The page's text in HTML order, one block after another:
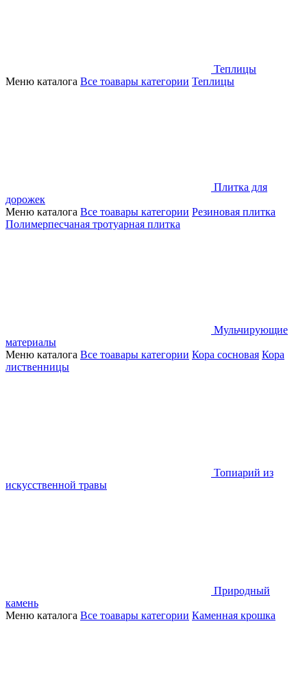
Теплицы
Меню каталога Все тоавары категории Теплицы
Плитка для
дорожек
Меню каталога Все тоавары категории Резиновая плитка
Полимерпесчаная тротуарная плитка
Мульчирующие
материалы
Меню каталога Все тоавары категории Кора сосновая Кора
лиственницы
Топиарий из
искусственной травы
Природный
камень
Меню каталога Все тоавары категории Каменная крошка